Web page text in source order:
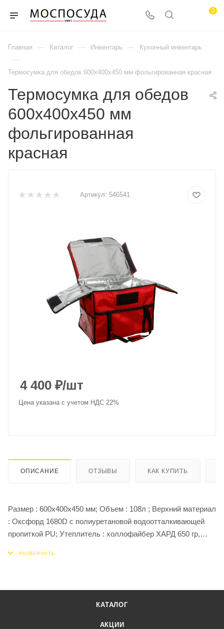
0
Главная — Каталог — Инвентарь — Кухонный инвентарь
—
Термосумка для обедов 600х400х450 мм фольгированная красная
Термосумка для обедов
600х400х450 мм
фольгированная
красная
Артикул: 546541
4 400 ₽/шт
Цена указана с учетом НДС 22%
ОПИСАНИЕ ОТЗЫВЫ КАК КУПИТЬ
Размер : 600х400х450 мм; Объем : 108л ; Верхний материал
: Оксфорд 1680D c полиуретановой водоотталкивающей
пропиткой PU; Утеплитель : холлофайбер ХАРД 650 гр,
КАТАЛОГ
АКЦИИ